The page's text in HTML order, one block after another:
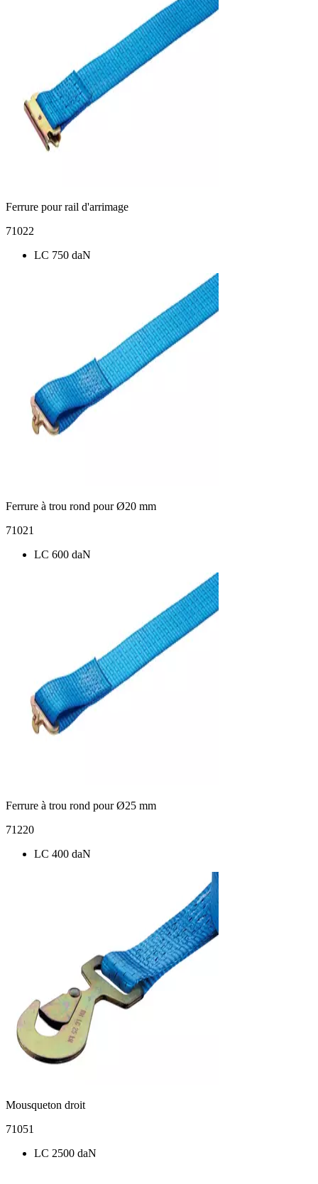
Ferrure pour rail d'arrimage
71022
LC 750 daN
Ferrure à trou rond pour Ø20 mm
71021
LC 600 daN
Ferrure à trou rond pour Ø25 mm
71220
LC 400 daN
Mousqueton droit
71051
LC 2500 daN